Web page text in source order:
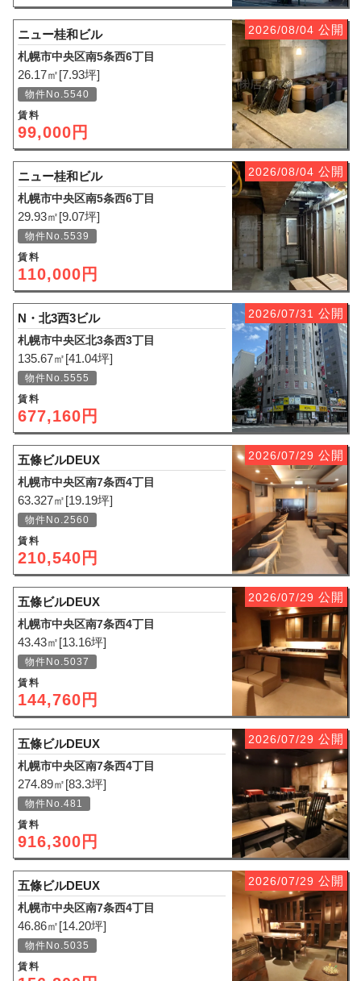
2026/08/04 公開
ニュー桂和ビル
札幌市中央区南5条西6丁目
26.17㎡[7.93坪]
物件No.5540
賃料
99,000円
2026/08/04 公開
ニュー桂和ビル
札幌市中央区南5条西6丁目
29.93㎡[9.07坪]
物件No.5539
賃料
110,000円
2026/07/31 公開
N・北3西3ビル
札幌市中央区北3条西3丁目
135.67㎡[41.04坪]
物件No.5555
賃料
677,160円
2026/07/29 公開
五條ビルDEUX
札幌市中央区南7条西4丁目
63.327㎡[19.19坪]
物件No.2560
賃料
210,540円
2026/07/29 公開
五條ビルDEUX
札幌市中央区南7条西4丁目
43.43㎡[13.16坪]
物件No.5037
賃料
144,760円
2026/07/29 公開
五條ビルDEUX
札幌市中央区南7条西4丁目
274.89㎡[83.3坪]
物件No.481
賃料
916,300円
2026/07/29 公開
五條ビルDEUX
札幌市中央区南7条西4丁目
46.86㎡[14.20坪]
物件No.5035
賃料